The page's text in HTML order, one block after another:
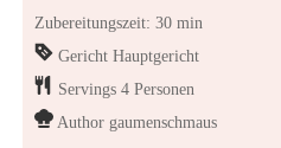
Zubereitungszeit: 30 min
Gericht Hauptgericht
Servings 4 Personen
Author gaumenschmaus